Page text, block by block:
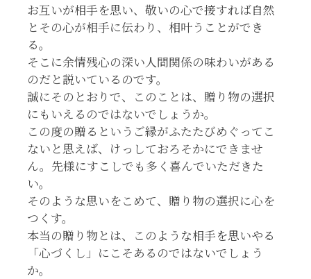
お互いが相手を思い、敬いの心で接すれば自然
とその心が相手に伝わり、相叶うことができ
る。
そこに余情残心の深い人間関係の味わいがある
のだと説いているのです。
誠にそのとおりで、このことは、贈り物の選択
にもいえるのではないでしょうか。
この度の贈るというご縁がふたたびめぐってこ
ないと思えば、けっしておろそかにできませ
ん。先様にすこしでも多く喜んでいただきた
い。
そのような思いをこめて、贈り物の選択に心を
つくす。
本当の贈り物とは、このような相手を思いやる
「心づくし」にこそあるのではないでしょう
か。